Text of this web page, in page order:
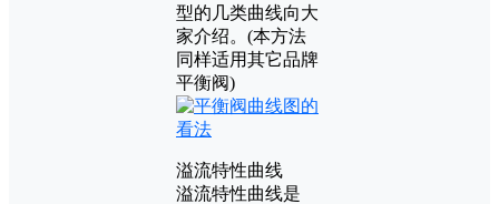
型的几类曲线向大
家介绍。(本方法
同样适用其它品牌
平衡阀)
溢流特性曲线
溢流特性曲线是